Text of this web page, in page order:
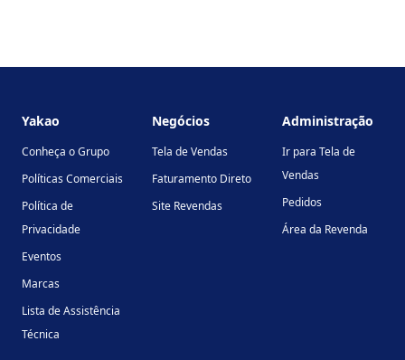
Yakao
Conheça o Grupo
Políticas Comerciais
Política de
Privacidade
Eventos
Marcas
Lista de Assistência
Técnica
Negócios
Tela de Vendas
Faturamento Direto
Site Revendas
Administração
Ir para Tela de
Vendas
Pedidos
Área da Revenda